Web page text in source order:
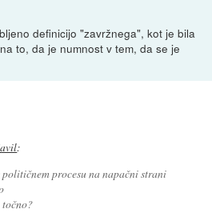
definicijo "zavržnega", kot je bila
to, da je numnost v tem, da se je
:
procesu na napačni strani